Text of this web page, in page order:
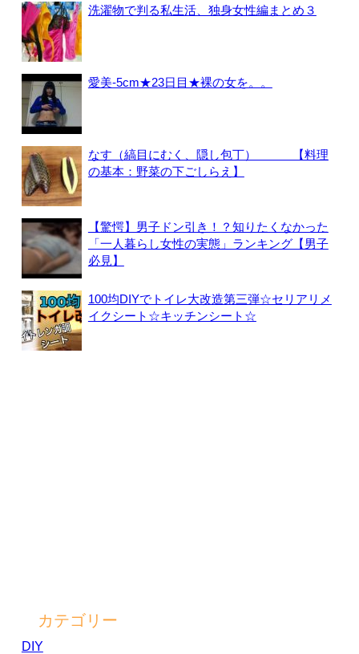
洗濯物で判る私生活、独身女性編まとめ３
愛美-5cm★23日目★裸の女を。。
なす（縞目にむく、隠し包丁） 【料理
の基本：野菜の下ごしらえ】
【驚愕】男子ドン引き！？知りたくなかった
「一人暮らし女性の実態」ランキング【男子
必見】
100均DIYでトイレ大改造第三弾☆セリアリメ
イクシート☆キッチンシート☆
カテゴリー
DIY